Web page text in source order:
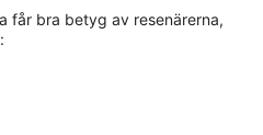
får bra betyg av resenärerna,
: